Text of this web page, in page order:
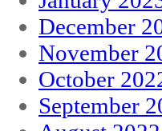
December
November
October
September